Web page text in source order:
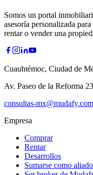
Somos un portal
asesoría personalizada
rentar o vender una
Cuauhtémoc, Ciudad de
Av. Paseo de la Reforma
consultas-mx@mudafy.com
Empresa
Comprar
Rentar
Desarrollos
Sumarse como aliado